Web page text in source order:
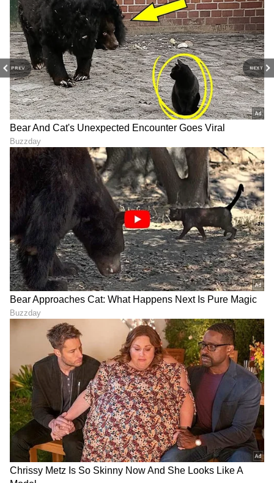
PREV NEXT
ಕರಣ್ ಜೋಹರ್ಅವರ ಧರ್ಮ ಪ್ರೊಡಕ್ಷನ್ಸ್ ಚಿತ್ರ ಜಗ್
ಜಗ್ ಜಿಯೋ ಈ ಶುಕ್ರವಾರ ಬಿಡುಗಡೆಯಾಗಿದೆ. ರಾಜ್ ಮೆಹ್ತಾ
ನಿರ್ದೇಶನದ ಈ ಚಿತ್ರದಲ್ಲಿ ಅನಿಲ್ ಕಪೂರ್, ನೀತು ಕಪೂರ್,
ವರುಣ್ ಧವನ್, ಕಿಯಾರಾ ಅಡ್ವಾಣಿ, ಮನೀಶ್ ಪಾಲ್ ಮತ್ತು
ಪ್ರಜಕ್ತಾ ಕೋಲಿ ಪ್ರಮುಖ ಪಾತ್ರಗಳಲ್ಲಿ ನಟಿಸಿದ್ದಾರೆ.
7
7
ಅವರ ಮುಂಬರುವ ಚಿತ್ರಗಳಲ್ಲಿ 'ಗೋವಿಂದ ನಾಮ್ ಮೇರಾ',
'ಲೈಗರ್', 'ಬ್ರಹ್ಮಾಸ್ತ್ರ', 'ಯೋಧ', 'ರಾಕಿ ಔರ್‌ ರಾಣಿ ಕಿ ಪ್ರೇಮ್
ಕಹಾನಿ', 'ದೋಸ್ತಾನಾ 2' ಮತ್ತು 'ಬೇಧಕ್' ಸೇರಿವೆ. ಈ ಪೈಕಿ
‘ರಾಕಿ ಔರ್‌ ರಾಣಿ ಕಿ ಪ್ರೇಮ್‌ ಕಹಾನಿ' ಸಿನಿಮಾವನ್ನು ಕರಣ್
ಜೋಹರ್ ನಿರ್ದೇಶಿಸುತ್ತಿದ್ದಾರೆ.